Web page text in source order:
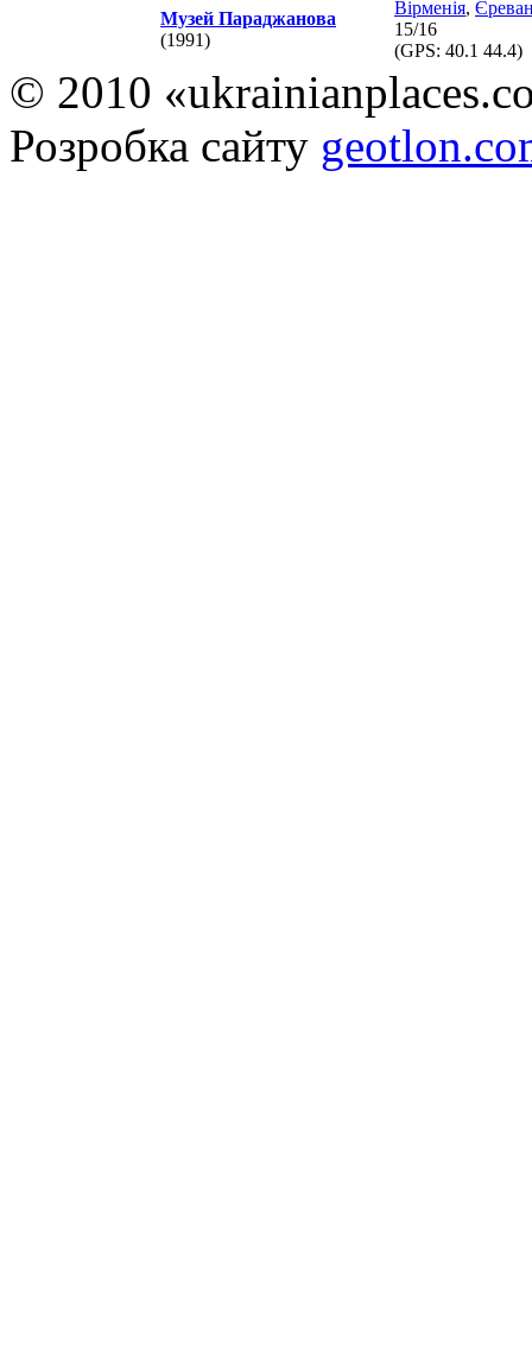
Музей Параджанова
(1991)
Вірменія,
15/16
(GPS: 40.1 44.4)
© 2010
Розробка сайту